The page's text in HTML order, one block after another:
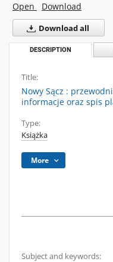
Open
Download
Download all
DESCRIPTION
Title:
Nowy Sącz :
informacje oraz spis
Type:
Książka
More
Subject and keywords: